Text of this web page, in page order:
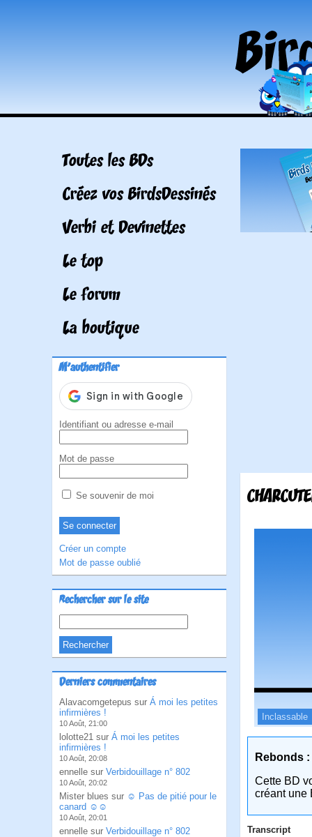
Toutes les BDs
Créez vos BirdsDessinés
Verbi et Devinettes
Le top
Le forum
La boutique
M'authentifier
Identifiant ou adresse e-mail
Mot de passe
Se souvenir de moi
Créer un compte
Mot de passe oublié
Rechercher sur le site
Derniers commentaires
Alavacomgetepus sur Á moi les petites
infirmières !
10 Août, 21:00
lolotte21 sur Á moi les petites
infirmières !
10 Août, 20:08
ennelle sur Verbidouillage n° 802
10 Août, 20:02
Mister blues sur ☺ Pas de pitié pour le
canard ☺☺
10 Août, 20:01
ennelle sur Verbidouillage n° 802
Inclassable
Rebonds :
Cette BD
créant une
Transcript